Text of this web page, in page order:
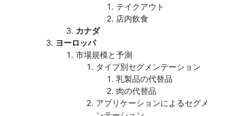
テイクアウト
店内飲食
カナダ
ヨーロッパ
市場規模と予測
タイプ別セグメンテーション
乳製品の代替品
肉の代替品
アプリケーションによるセグメ